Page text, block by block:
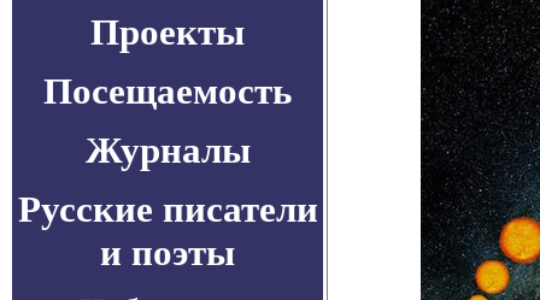
Проекты
Посещаемость
Журналы
Русские писатели
и поэты